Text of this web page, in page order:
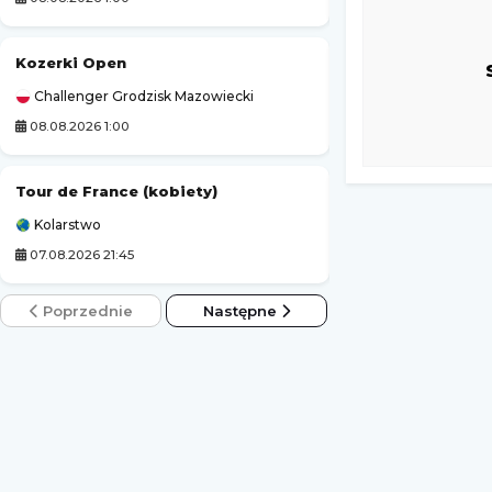
Kozerki Open
Challenger Grodzisk Mazowiecki
08.08.2026 1:00
Tour de France (kobiety)
Kolarstwo
07.08.2026 21:45
Poprzednie Następne